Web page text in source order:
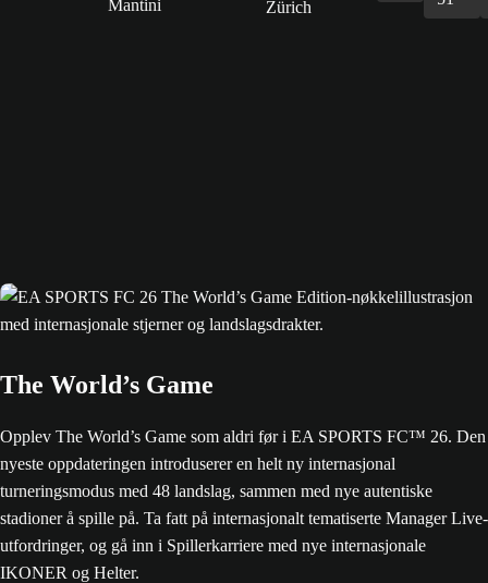
Mantini
The World’s Game
Opplev The World’s Game som aldri før i EA SPORTS FC™ 26. Den
nyeste oppdateringen introduserer en helt ny internasjonal
turneringsmodus med 48 landslag, sammen med nye autentiske
stadioner å spille på. Ta fatt på internasjonalt tematiserte Manager Live-
utfordringer, og gå inn i Spillerkarriere med nye internasjonale
IKONER og Helter.